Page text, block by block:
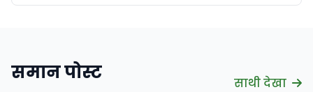
समान पोस्ट साथी देखा